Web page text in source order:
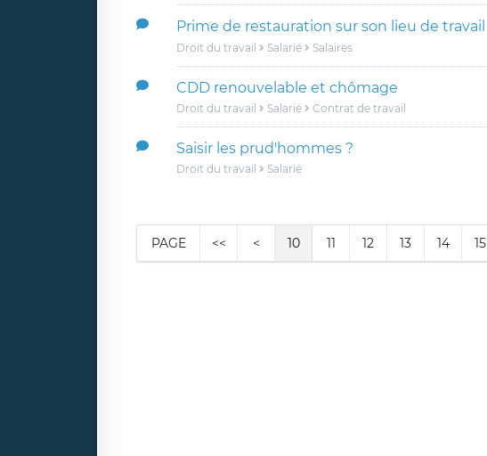
Prime de restauration sur son lieu de travail
Droit du travail Salarié Salaires
CDD renouvelable et chômage
Droit du travail Salarié Contrat de travail
Saisir les prud'hommes ?
Droit du travail Salarié
PAGE << < 10 11 12 13 14 15